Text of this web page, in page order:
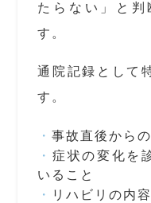
たらない」と判
す。
通院記録として
す。
事故直後から
症状の変化を
いること
リハビリの内